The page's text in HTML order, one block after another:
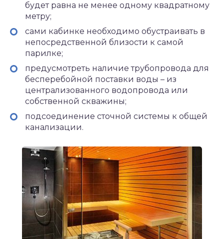
будет равна не менее одному квадратному
метру;
сами кабинке необходимо обустраивать в
непосредственной близости к самой
парилке;
предусмотреть наличие трубопровода для
бесперебойной поставки воды – из
централизованного водопровода или
собственной скважины;
подсоединение сточной системы к общей
канализации.